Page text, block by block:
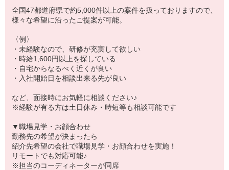
全国47都道府県で約5,000件以上の案件を扱っておりますので、
様々な希望に沿ったご提案が可能。
〈例〉
・未経験なので、研修が充実して欲しい
・時給1,600円以上を探している
・自宅からなるべく近くが良い
・入社開始日を相談出来る先が良い
など、面接時にお気軽に相談ください♪
※経験が有る方は土日休み・時短等も相談可能です
▼職場見学・お顔合わせ
勤務先の希望が決まったら
紹介先希望の会社で職場見学・お顔合わせを実施！
リモートでも対応可能♪
※担当のコーディネーターが同席